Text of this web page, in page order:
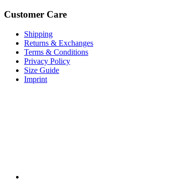
Customer Care
Shipping
Returns & Exchanges
Terms & Conditions
Privacy Policy
Size Guide
Imprint